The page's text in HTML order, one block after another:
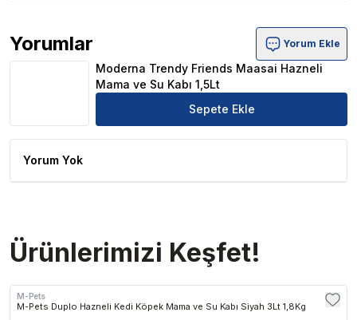
Yorumlar
Moderna Trendy Friends Maasai Hazneli Mama ve Su
Yorum Ekle
Moderna Trendy Friends Maasai Hazneli
Mama ve Su Kabı 1,5Lt
Sepete Ekle
Yorum Yok
Ürünlerimizi Keşfet!
M-Pets
M-Pets Duplo Hazneli Kedi Köpek Mama ve Su Kabı Siyah 3Lt 1,8Kg